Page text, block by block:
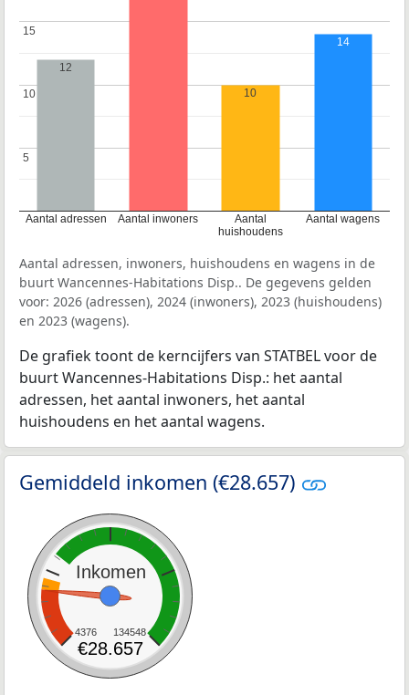
Aantal adressen Aantal inwoners
Aantal
huishoudens
Aantal wagens
5
5
10
10
15
15
12
10
14
Aantal adressen, inwoners, huishoudens en wagens in de
buurt Wancennes-Habitations Disp.. De gegevens gelden
voor: 2026 (adressen), 2024 (inwoners), 2023 (huishoudens)
en 2023 (wagens).
De grafiek toont de kerncijfers van STATBEL voor de
buurt Wancennes-Habitations Disp.: het aantal
adressen, het aantal inwoners, het aantal
huishoudens en het aantal wagens.
Gemiddeld inkomen (€28.657)
Inkomen
4376 134548
€28.657